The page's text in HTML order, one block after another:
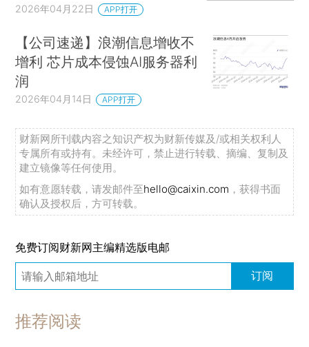
2026年04月22日 APP打开
【公司速递】浪潮信息增收不
增利 芯片成本侵蚀AI服务器利
润
2026年04月14日 APP打开
财新网所刊载内容之知识产权为财新传媒及/或相关权利人
专属所有或持有。未经许可，禁止进行转载、摘编、复制及
建立镜像等任何使用。
如有意愿转载，请发邮件至hello@caixin.com ，获得书面
确认及授权后，方可转载。
免费订阅财新网主编精选版电邮
订阅
推荐阅读